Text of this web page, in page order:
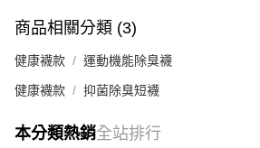
商品相關分類 (3)
健康襪款 運動機能除臭襪
健康襪款 抑菌除臭短襪
本分類熱銷全站排行